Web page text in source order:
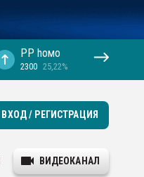
PP hомо
2300 25,22%
ВХОД / РЕГИСТРАЦИЯ
ВИДЕОКАНАЛ